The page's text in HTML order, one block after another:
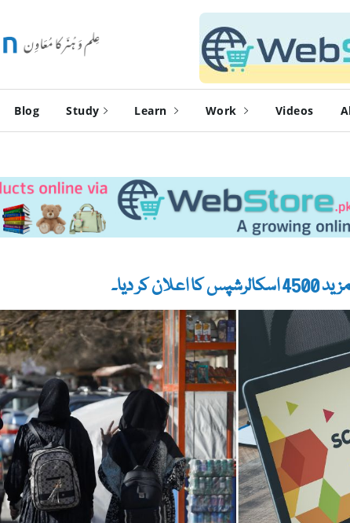
Blog Study Learn Work Videos
کر دیا۔